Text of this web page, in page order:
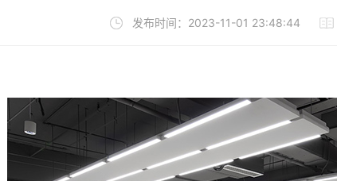
发布时间：2023-11-01 23:48:44